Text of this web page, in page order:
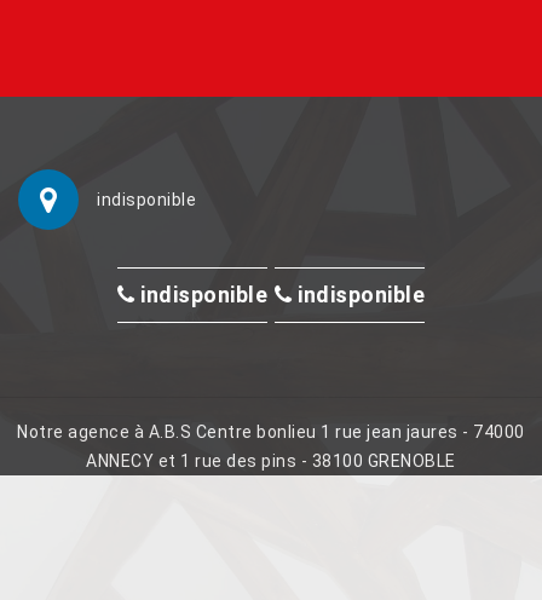
indisponible
indisponible indisponible
Notre agence à A.B.S Centre bonlieu 1 rue jean jaures - 74000
ANNECY et 1 rue des pins - 38100 GRENOBLE